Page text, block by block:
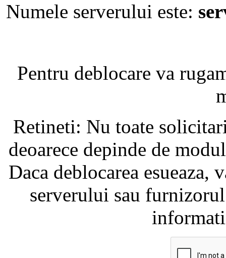
Numele serverului este:
Pentru deblocare va
Retineti: Nu toate
deoarece depinde de
Daca deblocarea
serverului sau